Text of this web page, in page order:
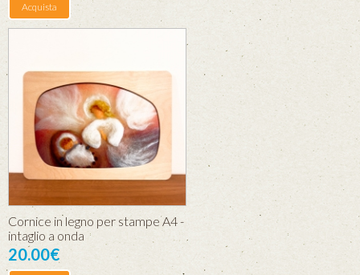
Acquista
Cornice in legno per stampe A4 -
intaglio a onda
20.00€